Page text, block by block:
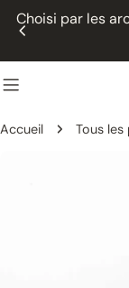
Passer
contenu
Choisi par les
Accueil Tous